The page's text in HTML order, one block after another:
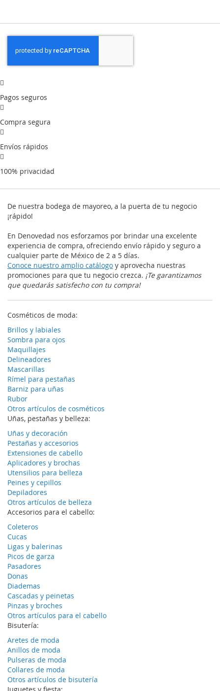
Pagos seguros
Compra segura
Envíos rápidos
100% privacidad
De nuestra bodega de mayoreo, a la puerta de tu negocio
¡rápido!
En Denovedad nos esforzamos por brindar una excelente
experiencia de compra, ofreciendo envío rápido y seguro a
cualquier parte de México de 2 a 5 días.
Conoce nuestro amplio catálogo y aprovecha nuestras
promociones para que tu negocio crezca. ¡Te garantizamos
que quedarás satisfecho con tu compra!
Cosméticos de moda:
Brillos y labiales
Sombra para ojos
Maquillajes
Delineadores
Mascarillas
Rímel para pestañas
Barniz para uñas
Rubor
Otros artículos de cosméticos
Uñas, pestañas y belleza:
Uñas y decoración
Pestañas y accesorios
Extensiones de cabello
Aplicadores y brochas
Utensilios para belleza
Peines y cepillos
Depiladores
Otros artículos de belleza
Accesorios para el cabello:
Coleteros
Cucas
Ligas y balerinas
Picos de garza
Pasadores
Donas
Diademas
Cascadas y peinetas
Pinzas y broches
Otros artículos para el cabello
Bisutería:
Aretes de moda
Anillos de moda
Pulseras de moda
Collares de moda
Otros artículos de bisutería